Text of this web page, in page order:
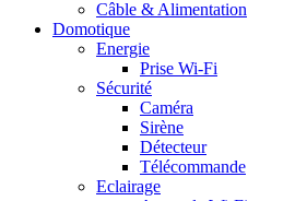
Câble & Alimentation
Domotique
Energie
Prise Wi-Fi
Sécurité
Caméra
Sirène
Détecteur
Télécommande
Eclairage